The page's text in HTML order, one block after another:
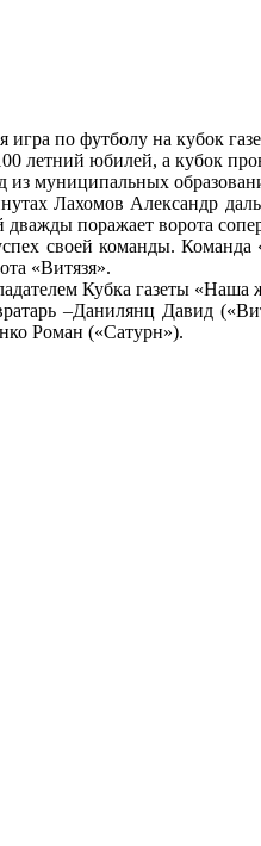
игра по футболу на
летний юбилей, а кубок
муниципальных
Лахомов Александр
поражает ворота
своей команды. Команда
«Витязя».
Кубка газеты «Наша
–Данилянц Давид
Роман («Сатурн»).